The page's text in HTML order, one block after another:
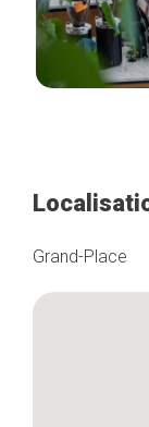
Grand-Place